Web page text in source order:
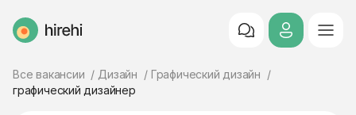
HireHi
Все вакансии Дизайн
Графический дизайн
графический дизайнер